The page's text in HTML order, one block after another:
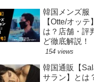
韓国メンズ服
【Otte/オッテ
は？店舗・評
ど徹底解説！
154 views
韓国通販【
サラン】とは